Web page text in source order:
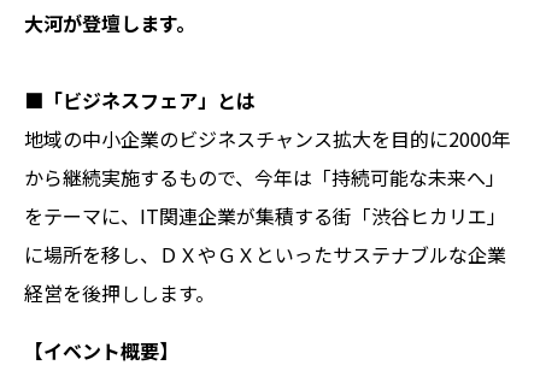
大河が登壇します。
■「ビジネスフェア」とは
地域の中小企業のビジネスチャンス拡大を目的に2000年
から継続実施するもので、今年は「持続可能な未来へ」
をテーマに、IT関連企業が集積する街「渋谷ヒカリエ」
に場所を移し、ＤＸやＧＸといったサステナブルな企業
経営を後押しします。
【イベント概要】